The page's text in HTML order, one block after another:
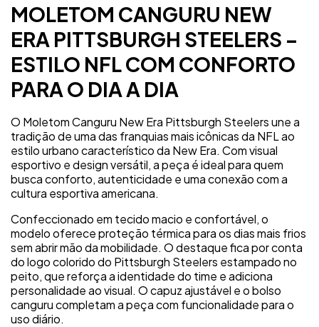
MOLETOM CANGURU NEW
ERA PITTSBURGH STEELERS –
ESTILO NFL COM CONFORTO
PARA O DIA A DIA
O Moletom Canguru New Era Pittsburgh Steelers une a
tradição de uma das franquias mais icônicas da NFL ao
estilo urbano característico da New Era. Com visual
esportivo e design versátil, a peça é ideal para quem
busca conforto, autenticidade e uma conexão com a
cultura esportiva americana.
Confeccionado em tecido macio e confortável, o
modelo oferece proteção térmica para os dias mais frios
sem abrir mão da mobilidade. O destaque fica por conta
do logo colorido do Pittsburgh Steelers estampado no
peito, que reforça a identidade do time e adiciona
personalidade ao visual. O capuz ajustável e o bolso
canguru completam a peça com funcionalidade para o
uso diário.